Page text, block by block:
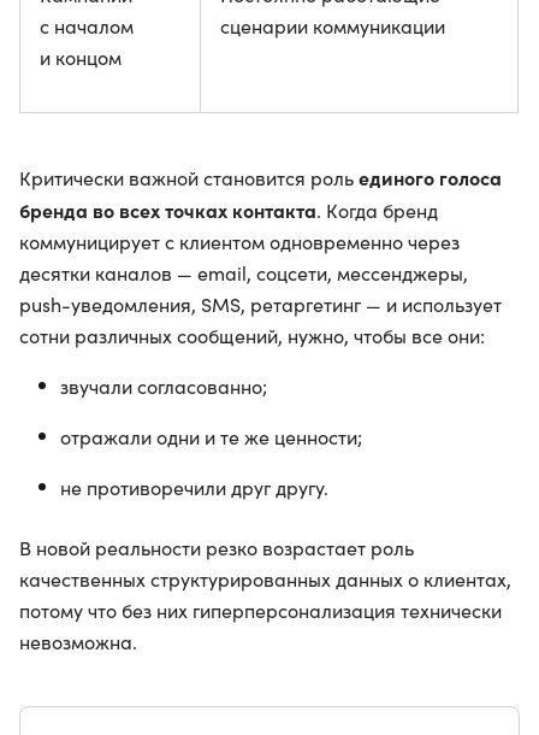
с началом
и концом
сценарии коммуникации
Критически важной становится рольединого голоса
бренда во всех точках контакта. Когда бренд
коммуницирует с клиентом одновременно через
десятки каналов — email, соцсети, мессенджеры,
push-уведомления, SMS, ретаргетинг — и использует
сотни различных сообщений, нужно, чтобы все они:
звучали согласованно;
отражали одни и те же ценности;
не противоречили друг другу.
В новой реальности резко возрастает роль
качественных структурированных данных о клиентах,
потому что без них гиперперсонализация технически
невозможна.